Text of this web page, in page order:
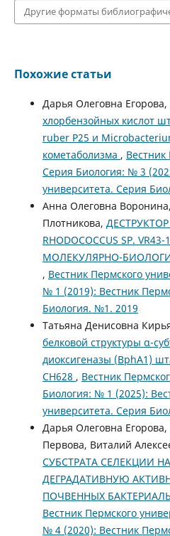
Другие форматы
Похожие статьи
Дарья Олеговна Егорова,
хлорбензойных кислот
ruber P25 и
кометаболизма , Вестник
Серия Биология: № 3
университета. Серия
Анна Олеговна
Плотникова,
RHODOCOCCUS SP.
МОЛЕКУЛЯРНО-
, Вестник Пермского
№ 1 (2019): Вестник
Биология. №1. 2019
Татьяна Денисовна
белковой структуры α-
диоксигеназы (BphA1)
CН628 , Вестник
Биология: № 1 (2025):
университета. Серия
Дарья Олеговна
Первова, Виталий
СУБСТРАТА СЕЛЕКЦИИ
ДЕГРАДАТИВНУЮ
ПОЧВЕННЫХ
Вестник Пермского
№ 4 (2020): Вестник